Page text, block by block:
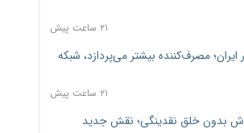
۲۱ ساعت پیش
ایران؛ مصرف‌کننده بیشتر می‌پردازد، شبکه
۲۱ ساعت پیش
بدون خلق نقدینگی؛ نقش جدید